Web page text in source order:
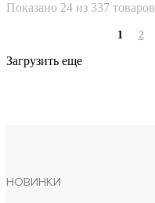
Показано 24 из 337 товаров
1 2
Загрузить еще
НОВИНКИ